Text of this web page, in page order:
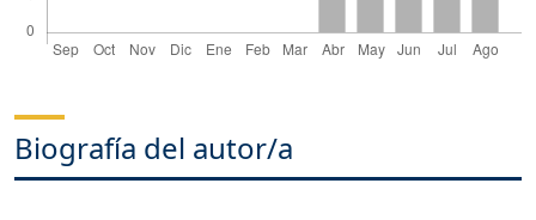
Biografía del autor/a